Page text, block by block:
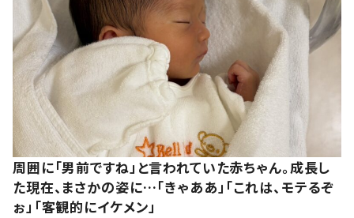
周囲に「男前ですね」と言われていた赤ちゃん。成長し
た現在、まさかの姿に…「きゃああ」「これは、モテるぞ
ぉ」「客観的にイケメン」